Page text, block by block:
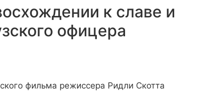
к славе и
офицера
фильма режиссера Ридли Скотта